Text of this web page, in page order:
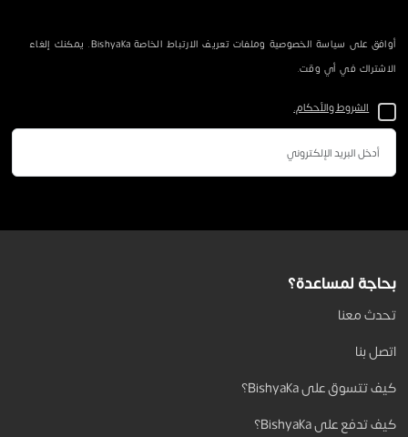
أوافق على سياسة الخصوصية وملفات تعريف الارتباط الخاصة Bishyaka. يمكنك إلغاء
الاشتراك في أي وقت.
الشروط والأحكام.
بحاجة لمساعدة؟
تحدث معنا
اتصل بنا
كيف تتسوق على Bishyaka؟
كيف تدفع على Bishyaka؟